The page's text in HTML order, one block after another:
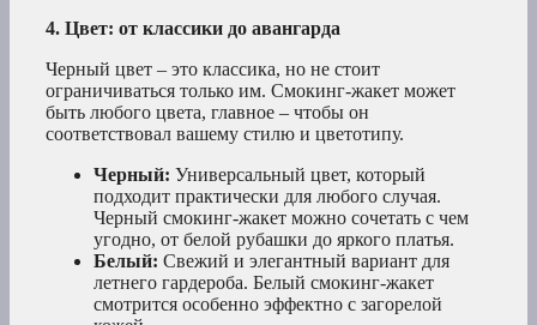
4. Цвет: от классики до авангарда
Черный цвет – это классика, но не стоит
ограничиваться только им. Смокинг-жакет может
быть любого цвета, главное – чтобы он
соответствовал вашему стилю и цветотипу.
Черный: Универсальный цвет, который
подходит практически для любого случая.
Черный смокинг-жакет можно сочетать с чем
угодно, от белой рубашки до яркого платья.
Белый: Свежий и элегантный вариант для
летнего гардероба. Белый смокинг-жакет
смотрится особенно эффектно с загорелой